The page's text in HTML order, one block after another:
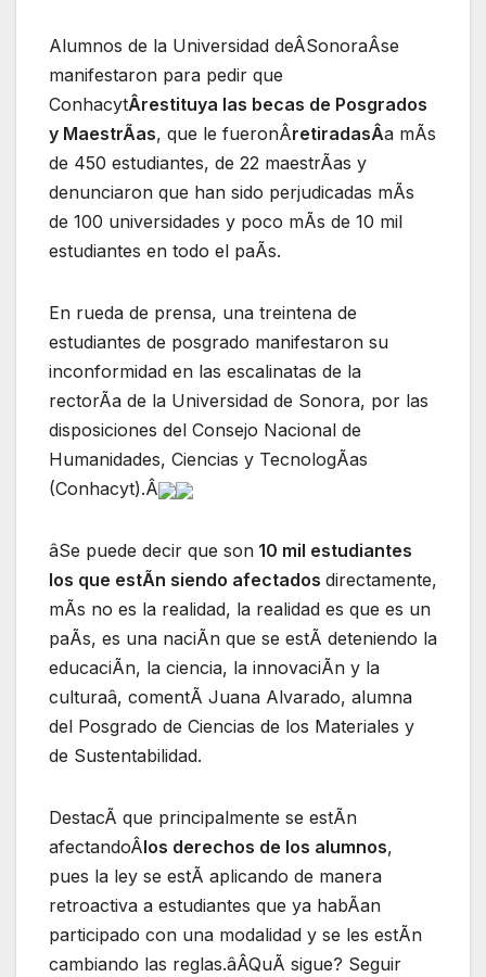
Alumnos de la Universidad deÂSonoraÂse
manifestaron para pedir que
ConhacytÂrestituya las becas de Posgrados
y MaestrÃas, que le fueronÂretiradasÂa mÃs
de 450 estudiantes, de 22 maestrÃas y
denunciaron que han sido perjudicadas mÃs
de 100 universidades y poco mÃs de 10 mil
estudiantes en todo el paÃs.
En rueda de prensa, una treintena de
estudiantes de posgrado manifestaron su
inconformidad en las escalinatas de la
rectorÃa de la Universidad de Sonora, por las
disposiciones del Consejo Nacional de
Humanidades, Ciencias y TecnologÃas
(Conhacyt).Â
âSe puede decir que son 10 mil estudiantes
los que estÃn siendo afectados directamente,
mÃs no es la realidad, la realidad es que es un
paÃs, es una naciÃn que se estÃ deteniendo la
educaciÃn, la ciencia, la innovaciÃn y la
culturaâ, comentÃ Juana Alvarado, alumna
del Posgrado de Ciencias de los Materiales y
de Sustentabilidad.
DestacÃ que principalmente se estÃn
afectandoÂlos derechos de los alumnos,
pues la ley se estÃ aplicando de manera
retroactiva a estudiantes que ya habÃan
participado con una modalidad y se les estÃn
cambiando las reglas.âÂQuÃ sigue? Seguir